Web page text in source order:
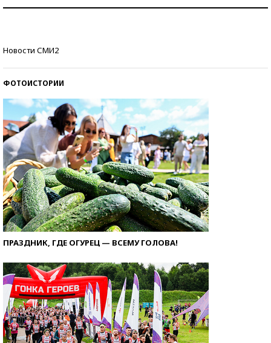
Новости СМИ2
ФОТОИСТОРИИ
ПРАЗДНИК, ГДЕ ОГУРЕЦ — ВСЕМУ ГОЛОВА!